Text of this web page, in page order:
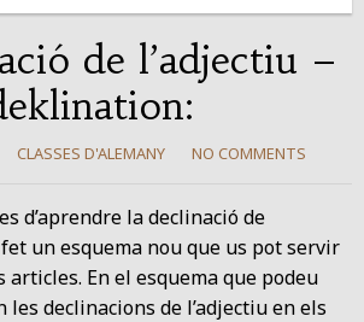
de l’adjectiu –
CLASSES D'ALEMANY NO COMMENTS
d’aprendre la declinació de
un esquema nou que us pot servir
En el esquema que podeu
declinacions de l’adjectiu en els